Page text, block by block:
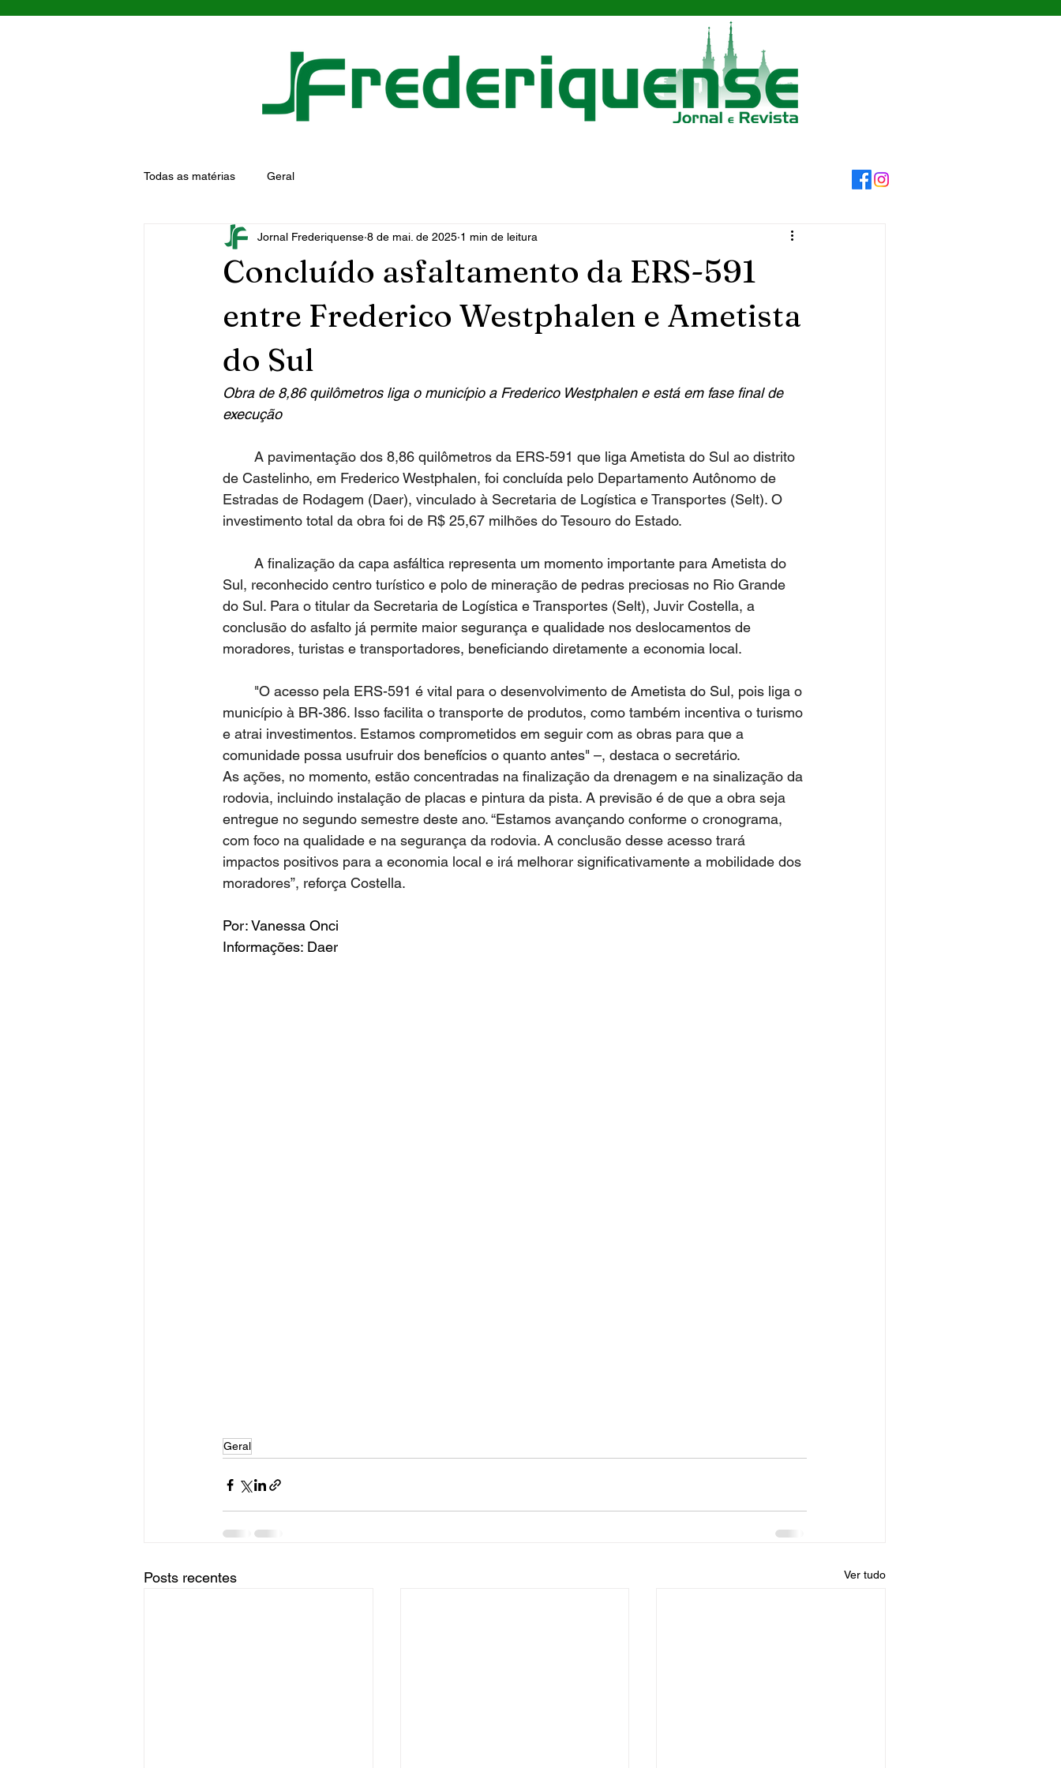
Todas as matérias Geral
Concluído asfaltamento da ERS-591
entre Frederico Westphalen e Ametista
do Sul
Jornal Frederiquense 8 de mai. de 2025 1 min de leitura
Obra de 8,86 quilômetros liga o município a Frederico Westphalen e está em fase final de
execução
de Castelinho, em Frederico Westphalen, foi concluída pelo Departamento Autônomo de
Estradas de Rodagem (Daer), vinculado à Secretaria de Logística e Transportes (Selt). O
investimento total da obra foi de R$ 25,67 milhões do Tesouro do Estado.
Sul, reconhecido centro turístico e polo de mineração de pedras preciosas no Rio Grande
do Sul. Para o titular da Secretaria de Logística e Transportes (Selt), Juvir Costella, a
conclusão do asfalto já permite maior segurança e qualidade nos deslocamentos de
moradores, turistas e transportadores, beneficiando diretamente a economia local.
município à BR-386. Isso facilita o transporte de produtos, como também incentiva o turismo
e atrai investimentos. Estamos comprometidos em seguir com as obras para que a
comunidade possa usufruir dos benefícios o quanto antes" –, destaca o secretário.
As ações, no momento, estão concentradas na finalização da drenagem e na sinalização da
rodovia, incluindo instalação de placas e pintura da pista. A previsão é de que a obra seja
entregue no segundo semestre deste ano. “Estamos avançando conforme o cronograma,
com foco na qualidade e na segurança da rodovia. A conclusão desse acesso trará
impactos positivos para a economia local e irá melhorar significativamente a mobilidade dos
moradores”, reforça Costella.
Por: Vanessa Onci
Informações: Daer
Geral
Posts recentes Ver tudo